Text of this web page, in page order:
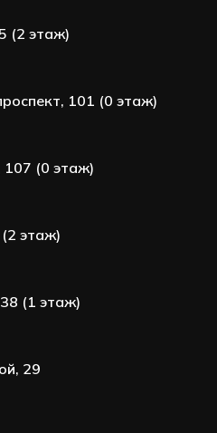
(2 этаж)
101 (0 этаж)
107 (0 этаж)
этаж)
(1 этаж)
29